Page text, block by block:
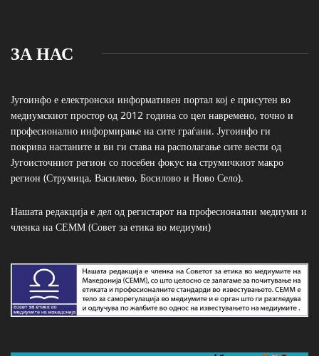
ЗА НАС
Југоинфо е електронски информативен портал кој е присутен во
медиумскиот простор од 2012 година со цел навремено, точно и
професионално информирање на сите граѓани. Југоинфо ги
покрива настаните и ви ги става на располагање сите вести од
Југоисточниот регион со посебен фокус на струмичкиот макро
регион (Струмица, Василево, Босилово и Ново Село).
Нашата редакција е дел од регистарот на професионални медиуми и
членка на СЕММ (Совет за етика во медиуми)